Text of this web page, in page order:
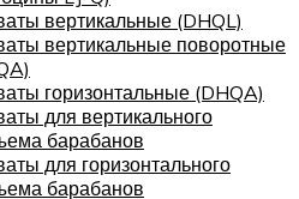
вертикальные (DHQL)
вертикальные поворотные
горизонтальные (DHQA)
для вертикального
барабанов
для горизонтального
барабанов